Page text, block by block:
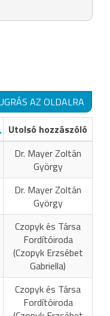
AZ OLDALRA
Utolsó hozzászóló
Dr. Mayer Zoltán
György
Dr. Mayer Zoltán
György
Czopyk és Társa
Fordítóiroda
(Czopyk Erzsébet
Gabriella)
Czopyk és Társa
Fordítóiroda